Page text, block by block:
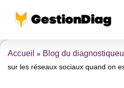
Accueil » Blog du
sur les réseaux sociaux quand on